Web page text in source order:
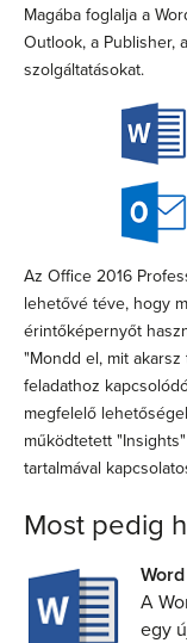
Magába foglalja a
Outlook, a Publisher,
szolgáltatásokat.
Az Office 2016
lehetővé téve, hogy
érintőképernyőt
"Mondd el, mit
feladathoz
megfelelő
működtetett
tartalmával
Most pedig
A
egy